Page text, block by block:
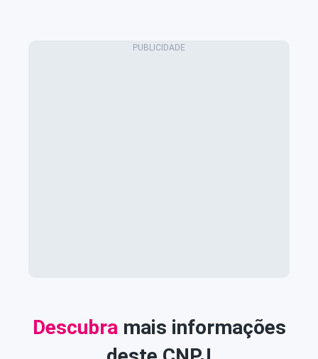
Descubra mais informações